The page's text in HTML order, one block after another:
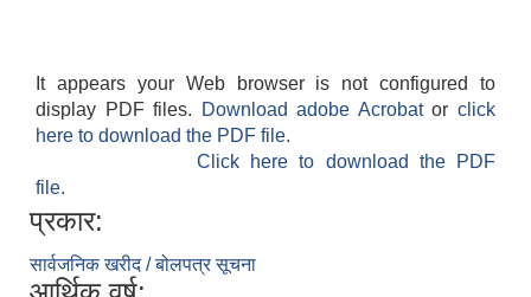
It appears your Web browser is not configured to
display PDF files.
Download adobe Acrobatorclick
here to download the PDF file.
Click here to download the PDF
file.
प्रकार:
सार्वजनिक खरीद / बोलपत्र सूचना